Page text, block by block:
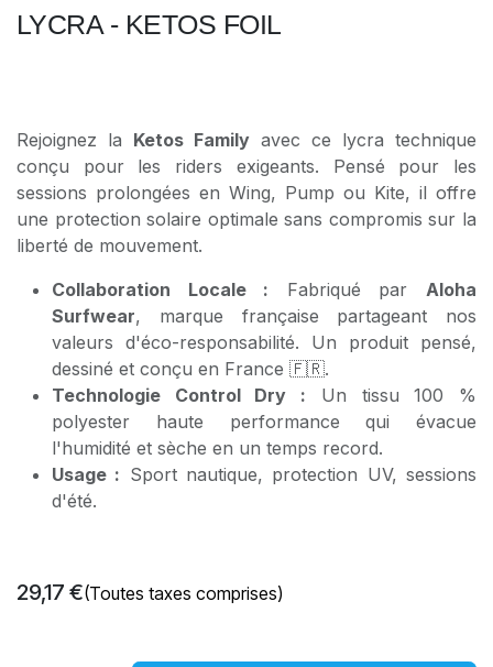
LYCRA - KETOS FOIL
Rejoignez la Ketos Family avec ce lycra technique
conçu pour les riders exigeants. Pensé pour les
sessions prolongées en Wing, Pump ou Kite, il offre
une protection solaire optimale sans compromis sur la
liberté de mouvement.
Collaboration Locale : Fabriqué par Aloha
Surfwear, marque française partageant nos
valeurs d'éco-responsabilité. Un produit pensé,
dessiné et conçu en France 🇫🇷.
Technologie Control Dry : Un tissu 100 %
polyester haute performance qui évacue
l'humidité et sèche en un temps record.
Usage : Sport nautique, protection UV, sessions
d'été.
29,17 €(Toutes taxes comprises)